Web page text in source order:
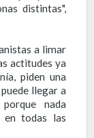
distintas",
a limar
actitudes ya
piden una
llegar a
nada
en todas las